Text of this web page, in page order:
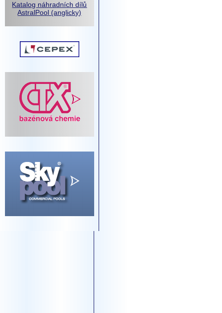
Katalog náhradních dílů
AstralPool (anglicky)